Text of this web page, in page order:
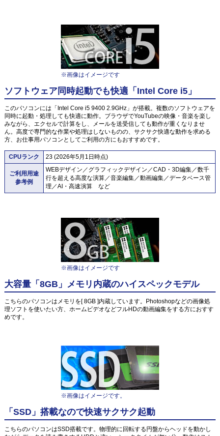
※画像はイメージです
ソフトウェア同時起動でも快適「Intel Core i5」
このパソコンには「Intel Core i5 9400 2.9GHz」が搭載。複数のソフトウェアを
同時に起動・処理しても快適に動作。ブラウザでYouTubeの映像・音楽を楽し
みながら、エクセルで計算をし、メールを送受信しても動作が重くなりませ
ん。高度で専門的な作業や処理はしないものの、サクサク快適な動作を求める
方、お仕事用パソコンとしてご利用の方にもおすすめです。
CPUランク 23 (2026年5月1日時点)
ご利用用途
参考例
WEBデザイン／グラフィックデザイン／CAD・3D編集／数千
行を超える高度な演算／音楽編集／動画編集／データベース管
理／AI・高速演算 など
※画像はイメージです
大容量「8GB」メモリ内蔵のハイスペックモデル
こちらのパソコンはメモリを[ 8GB ]内蔵しています。Photoshopなどの画像処
理ソフトを使いたい方、ホームビデオなどフルHDの動画編集をする方におすす
めです。
※画像はイメージです。
「SSD」搭載なので快速サクサク起動
こちらのパソコンはSSD搭載です。物理的に回転する円盤からヘッドを動かし